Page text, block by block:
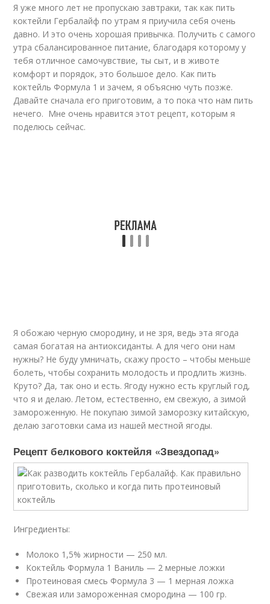
Я уже много лет не пропускаю завтраки, так как пить
коктейли Гербалайф по утрам я приучила себя очень
давно. И это очень хорошая привычка. Получить с самого
утра сбалансированное питание, благодаря которому у
тебя отличное самочувствие, ты сыт, и в животе
комфорт и порядок, это большое дело. Как пить
коктейль Формула 1 и зачем, я объясню чуть позже.
Давайте сначала его приготовим, а то пока что нам пить
нечего. Мне очень нравится этот рецепт, которым я
поделюсь сейчас.
Я обожаю черную смородину, и не зря, ведь эта ягода
самая богатая на антиоксиданты. А для чего они нам
нужны? Не буду умничать, скажу просто – чтобы меньше
болеть, чтобы сохранить молодость и продлить жизнь.
Круто? Да, так оно и есть. Ягоду нужно есть круглый год,
что я и делаю. Летом, естественно, ем свежую, а зимой
замороженную. Не покупаю зимой заморозку китайскую,
делаю заготовки сама из нашей местной ягоды.
Рецепт белкового коктейля «Звездопад»
Ингредиенты:
Молоко 1,5% жирности — 250 мл.
Коктейль Формула 1 Ваниль — 2 мерные ложки
Протеиновая смесь Формула 3 — 1 мерная ложка
Свежая или замороженная смородина — 100 гр.